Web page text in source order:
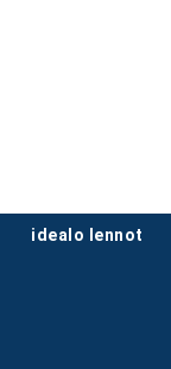
idealo lennot